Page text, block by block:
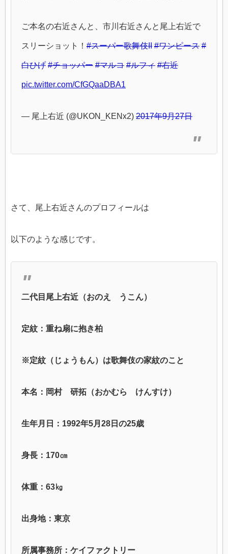
ご本名の右近さんと、市川右近さんと尾上右近で
スリーショット！ #スーパー歌舞伎II #ワンピース #
白ひげ #チョッパー #マルコ #ルフィ #右近
pic.twitter.com/CfGQaaDBA1
— 尾上右近 (@UKON_KENx2) 2017年9月27日
さて、尾上右近さんのプロフィールは
以下のような感じです。
二代目尾上右近（おのえ うこん）
定紋：重ね扇に抱き柏
※定紋（じょうもん）は歌舞伎の家紋のこと
本名：岡村 研拓（おかむら けんすけ）
生年月日：1992年5月28日の25歳
身長：170㎝
体重：63㎏
出身地：東京
所属事務所：ケイファクトリー